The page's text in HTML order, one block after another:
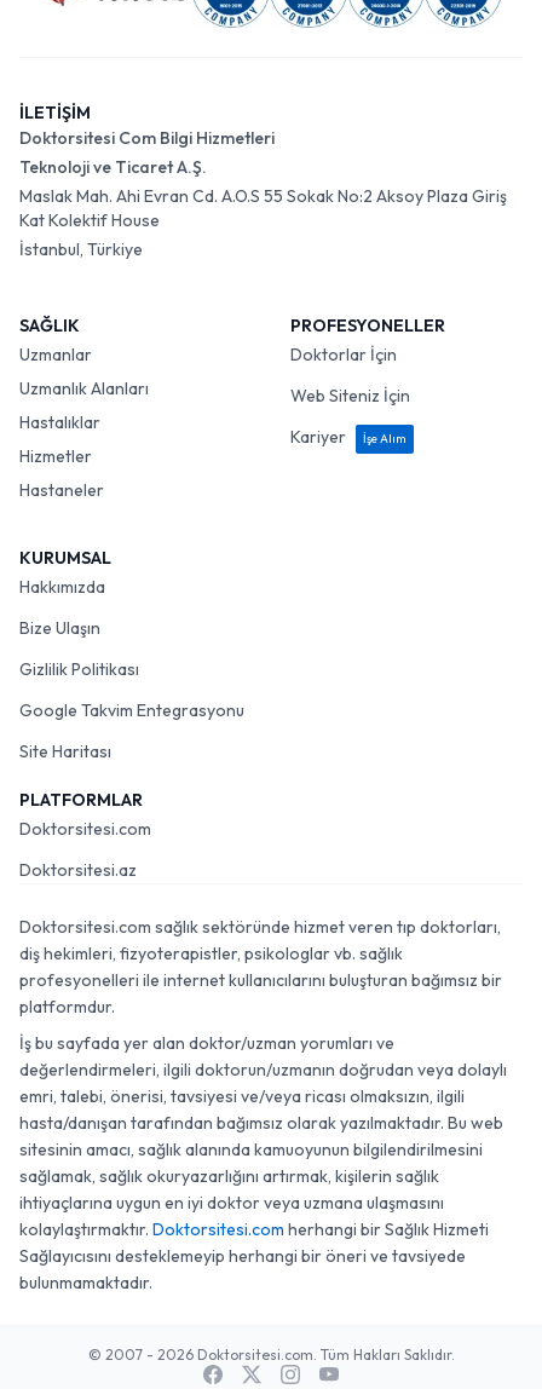
İLETİŞİM
Doktorsitesi Com Bilgi Hizmetleri
Teknoloji ve Ticaret A.Ş.
Maslak Mah. Ahi Evran Cd. A.O.S 55 Sokak No:2 Aksoy Plaza Giriş
Kat Kolektif House
İstanbul, Türkiye
SAĞLIK
Uzmanlar
Uzmanlık Alanları
Hastalıklar
Hizmetler
Hastaneler
PROFESYONELLER
Doktorlar İçin
Web Siteniz İçin
Kariyer
İşe Alım
KURUMSAL
Hakkımızda
Bize Ulaşın
Gizlilik Politikası
Google Takvim Entegrasyonu
Site Haritası
PLATFORMLAR
Doktorsitesi.com
Doktorsitesi.az
Doktorsitesi.com sağlık sektöründe hizmet veren tıp doktorları,
diş hekimleri, fizyoterapistler, psikologlar vb. sağlık
profesyonelleri ile internet kullanıcılarını buluşturan bağımsız bir
platformdur.
İş bu sayfada yer alan doktor/uzman yorumları ve
değerlendirmeleri, ilgili doktorun/uzmanın doğrudan veya dolaylı
emri, talebi, önerisi, tavsiyesi ve/veya ricası olmaksızın, ilgili
hasta/danışan tarafından bağımsız olarak yazılmaktadır. Bu web
sitesinin amacı, sağlık alanında kamuoyunun bilgilendirilmesini
sağlamak, sağlık okuryazarlığını artırmak, kişilerin sağlık
ihtiyaçlarına uygun en iyi doktor veya uzmana ulaşmasını
kolaylaştırmaktır. Doktorsitesi.com herhangi bir Sağlık Hizmeti
Sağlayıcısını desteklemeyip herhangi bir öneri ve tavsiyede
bulunmamaktadır.
© 2007 - 2026 Doktorsitesi.com. Tüm Hakları Saklıdır.